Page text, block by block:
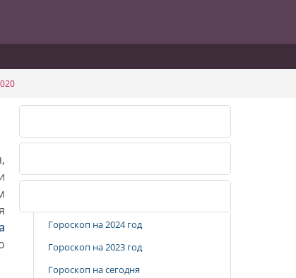
Гороскоп на 2024 год
Гороскоп на 2023 год
Гороскоп на сегодня